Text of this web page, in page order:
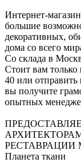
Интернет-
большие
декоративных,
дома со всего
Со склада в
Стоит вам
40 или отправить
вы получите
опытных
РЕСТАВРАЦИИ
Планета ткани